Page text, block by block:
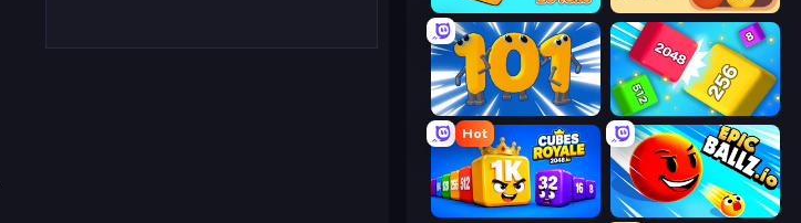
Cubes 2048.io Crazy 2048 Balls
Numbers Arena Qube 2048
Hot
Cubes 2048 Royale EpicBallz.io